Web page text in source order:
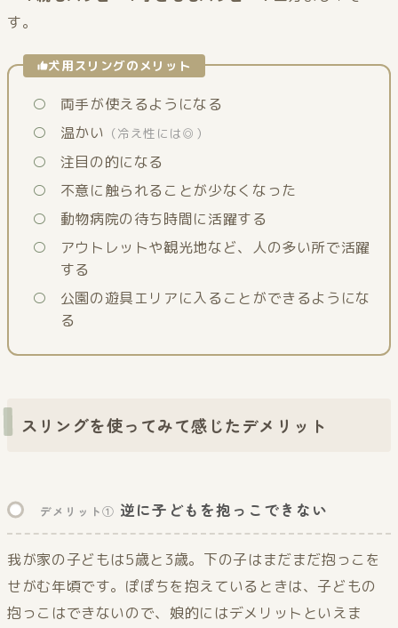
す。
犬用スリングのメリット
両手が使えるようになる
温かい （冷え性には◎）
注目の的になる
不意に触られることが少なくなった
動物病院の待ち時間に活躍する
アウトレットや観光地など、人の多い所で活躍
する
公園の遊具エリアに入ることができるようにな
る
スリングを使ってみて感じたデメリット
デメリット① 逆に子どもを抱っこできない
我が家の子どもは5歳と3歳。下の子はまだまだ抱っこを
せがむ年頃です。ぽぽちを抱えているときは、子どもの
抱っこはできないので、娘的にはデメリットといえま